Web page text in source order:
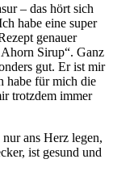
– das hört sich
habe eine super
genauer
Sirup“. Ganz
gut. Er ist mir
habe für mich die
trotzdem immer
ans Herz legen,
ist gesund und